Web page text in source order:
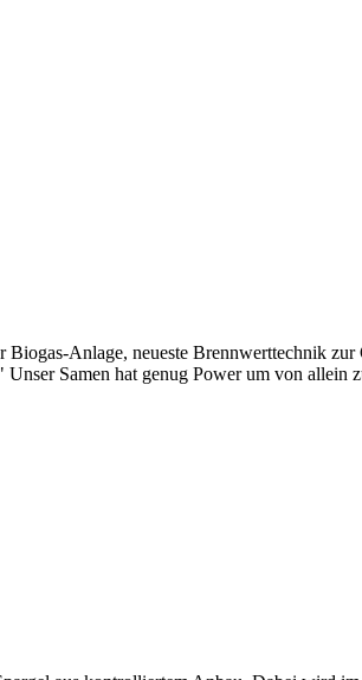
Anlage, neueste Brennwerttechnik
Samen hat genug Power um von